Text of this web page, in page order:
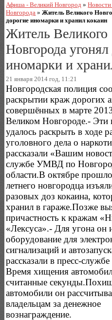
Афиша - Великий Новгород »Новости
Новгорода »Житель Великого
дорогие иномарки и хранил кокаин
Житель Великого
Новгорода
иномарки и
21 января 2014 год, 11:21
Новгородская полиция
раскрытии краж дорогих
совершённых в марте
Великом Новгороде.- Эти
удалось раскрыть в ходе
уголовного дела о
рассказали «Вашим
службе УМВД по
области.В октябре
летнего новгородца
разовых доз кокаина,
хранил в гараже.Позже
причастность к кражам
«Лексуса».- Для угона он
оборудование для
сигнализаций и
рассказали в пресс-
Время хищения
считанные
автомобили он
владельцам за денежное
вознаграждение.